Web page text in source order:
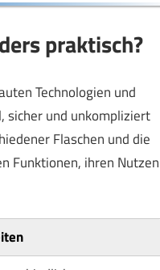
praktisch?
Technologien und
sicher und unkompliziert
Flaschen und die
Funktionen, ihren Nutzen